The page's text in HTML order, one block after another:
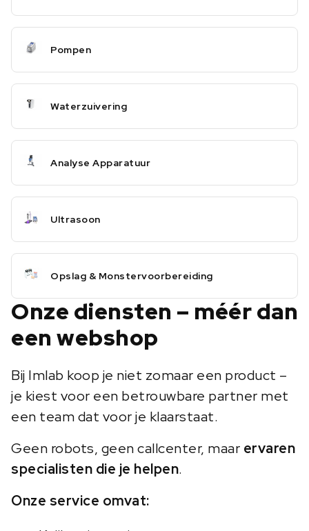
Pompen
Waterzuivering
Analyse Apparatuur
Ultrasoon
Opslag & Monstervoorbereiding
Onze diensten – méér dan
een webshop
Bij Imlab koop je niet zomaar een product –
je kiest voor een betrouwbare partner met
een team dat voor je klaarstaat.
Geen robots, geen callcenter, maar ervaren
specialisten die je helpen.
Onze service omvat: